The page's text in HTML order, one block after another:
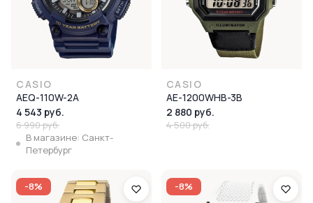
CASIO
AEQ-110W-2A
4 543 руб.
6 990 руб.
В магазине: Санкт-
Петербург
CASIO
AE-1200WHB-3B
2 880 руб.
4 500 руб.
-8% -8%